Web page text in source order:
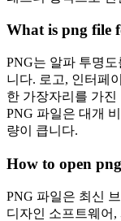
What is png file
PNG는 알파 투명
니다. 로고, 인터페
한 가장자리를 가
PNG 파일은 대개
량이 큽니다.
How to open
PNG 파일은 최신
디자인 소프트웨어